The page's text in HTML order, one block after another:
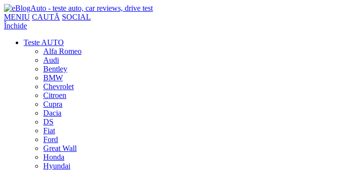
MENIU CAUTĂ SOCIAL
Închide
Teste AUTO
Alfa Romeo
Audi
Bentley
BMW
Chevrolet
Citroen
Cupra
Dacia
DS
Fiat
Ford
Great Wall
Honda
Hyundai